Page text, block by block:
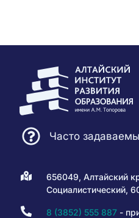
Часто
656049, Алтайский
Социалистический,
8 (3852) 555 887-